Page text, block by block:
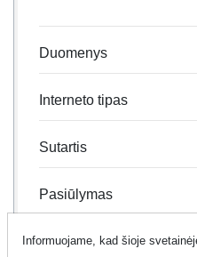
Duomenys
Interneto tipas
Sutartis
Pasiūlymas
Papildoma informacija
Informuojame, kad šioje